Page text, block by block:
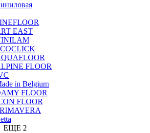
EAST
FLOOR
in Belgium
FLOOR
FLOOR
ЕЩЕ 2